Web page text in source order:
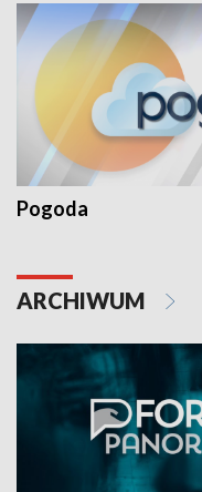
Pogoda
ARCHIWUM